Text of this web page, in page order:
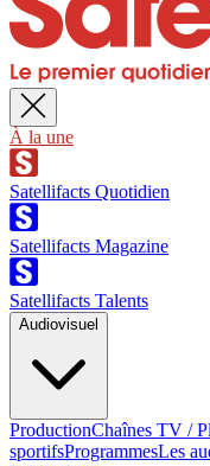
À la une
Satellifacts Quotidien
Satellifacts Magazine
Satellifacts Talents
Audiovisuel
ProductionChaînes TV /
sportifsProgrammesLes